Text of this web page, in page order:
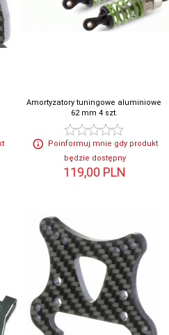
Amortyzatory tuningowe aluminiowe
62 mm 4 szt.
Poinformuj mnie gdy produkt
będzie dostępny
119,00 PLN